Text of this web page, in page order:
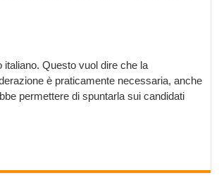
Questo vuol dire che la
è praticamente necessaria, anche
permettere di spuntarla sui candidati